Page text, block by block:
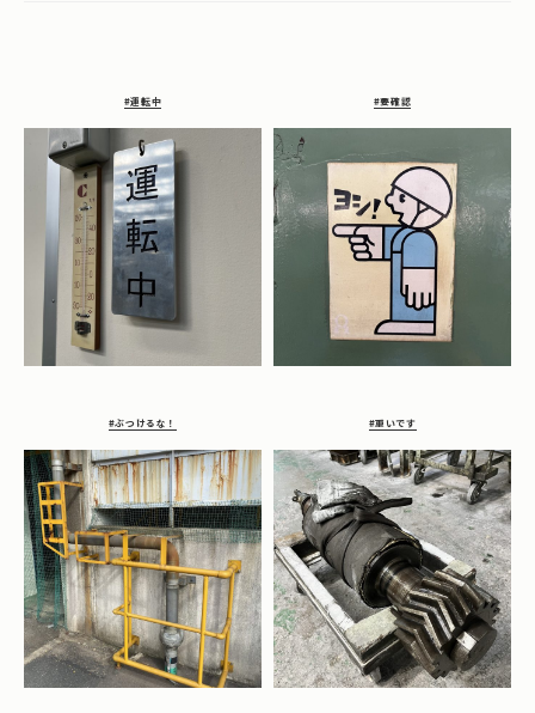
#運転中 #要確認
#ぶつけるな！ #重いです